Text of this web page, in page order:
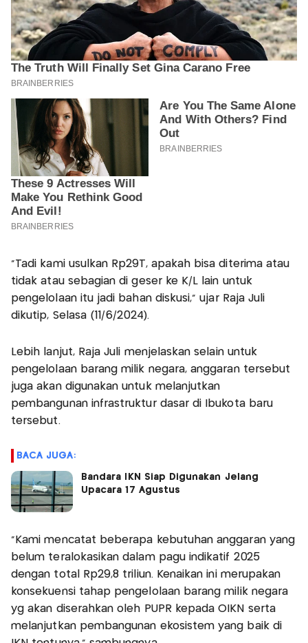
"Tadi kami usulkan Rp29T, apakah bisa diterima atau
tidak atau sebagian di geser ke K/L lain untuk
pengelolaan itu jadi bahan diskusi," ujar Raja Juli
dikutip, Selasa (11/6/2024).
Lebih lanjut, Raja Juli menjelaskan selain untuk
pengelolaan barang milik negara, anggaran tersebut
juga akan digunakan untuk melanjutkan
pembangunan infrastruktur dasar di Ibukota baru
tersebut.
BACA JUGA:
Bandara IKN Siap Digunakan Jelang
Upacara 17 Agustus
"Kami mencatat beberapa kebutuhan anggaran yang
belum teralokasikan dalam pagu indikatif 2025
dengan total Rp29,8 triliun. Kenaikan ini merupakan
konsekuensi tahap pengelolaan barang milik negara
yg akan diserahkan oleh PUPR kepada OIKN serta
melanjutkan pembangunan ekosistem yang baik di